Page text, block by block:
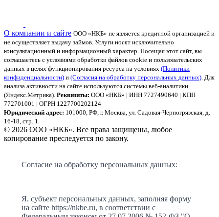
О компании и сайте ООО «НКБ» не является кредитной организацией и
не осуществляет выдачу займов. Услуги носят исключительно
консультационный и информационный характер. Посещая этот сайт, вы
соглашаетесь с условиями обработки файлов cookie и пользовательских
данных в целях функционирования ресурса на условиях (Политики
конфиденциальности) и (Согласия на обработку персональных данных). Для
анализа активности на сайте используются системы веб-аналитики
(Яндекс.Метрика). Реквизиты: ООО «НКБ» | ИНН 7727490640 | КПП
772701001 | ОГРН 1227700202124
Юридический адрес: 101000, РФ, г. Москва, ул. Садовая-Черногрязская, д.
16-18, стр. 1.
© 2026 ООО «НКБ». Все права защищены, любое
копирование преследуется по закону.
Согласие на обработку персональных данных:
Я, субъект персональных данных, заполняя форму
на сайте https://nkbe.ru, в соответствии с